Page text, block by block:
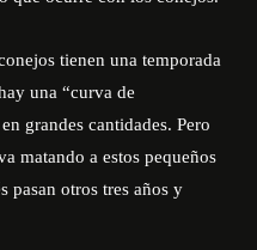
tienen una temporada
una “curva de
grandes cantidades. Pero
matando a estos pequeños
pasan otros tres años y